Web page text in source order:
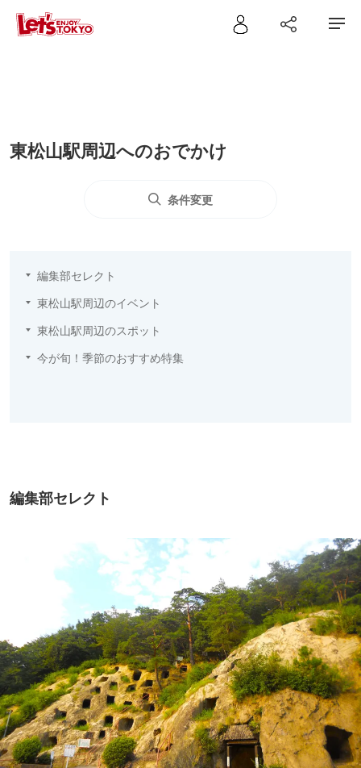
東松山駅周辺へのおでかけ
条件変更
編集部セレクト
東松山駅周辺のイベント
東松山駅周辺のスポット
今が旬！季節のおすすめ特集
編集部セレクト